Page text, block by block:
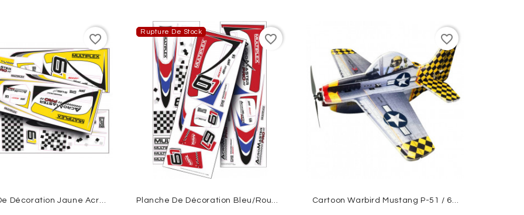
Planche De Décoration Jaune AcroMaster PRO Env.1,10m Multiplex
favorite_border
Rupture De Stock
Planche De Décoration Bleu/Rouge AcroMaster PRO Env.1,10m Multiplex
favorite_border
Cartoon Warbird Mustang P-51 / 645mm RC FACTORY
favorite_border